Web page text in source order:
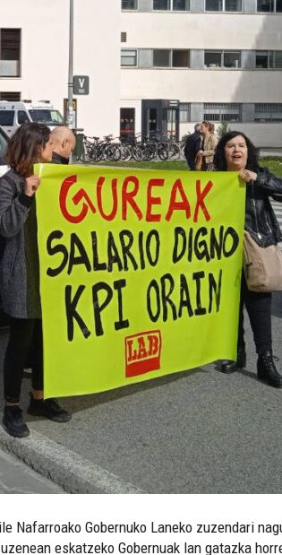
Nafarroako Gobernuko Laneko zuzendari
eskatzeko Gobernuak lan gatazka